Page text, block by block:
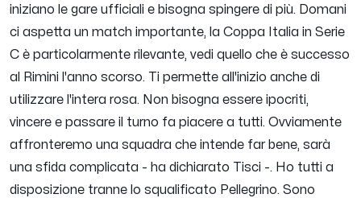
iniziano le gare ufficiali e bisogna spingere di più. Domani
ci aspetta un match importante, la Coppa Italia in Serie
C è particolarmente rilevante, vedi quello che è successo
al Rimini l'anno scorso. Ti permette all'inizio anche di
utilizzare l'intera rosa. Non bisogna essere ipocriti,
vincere e passare il turno fa piacere a tutti. Ovviamente
affronteremo una squadra che intende far bene, sarà
una sfida complicata - ha dichiarato Tisci -. Ho tutti a
disposizione tranne lo squalificato Pellegrino. Sono